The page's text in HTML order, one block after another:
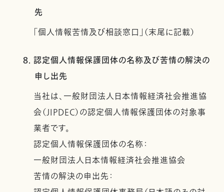
先
「個人情報苦情及び相談窓口」（末尾に記載）
8. 認定個人情報保護団体の名称及び苦情の解決の
申し出先
当社は、一般財団法人日本情報経済社会推進協
会（JIPDEC）の認定個人情報保護団体の対象事
業者です。
認定個人情報保護団体の名称：
一般財団法人日本情報経済社会推進協会
苦情の解決の申出先：